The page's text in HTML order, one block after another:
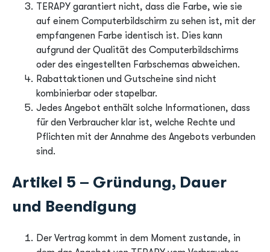
TERAPY garantiert nicht, dass die Farbe, wie sie
auf einem Computerbildschirm zu sehen ist, mit der
empfangenen Farbe identisch ist. Dies kann
aufgrund der Qualität des Computerbildschirms
oder des eingestellten Farbschemas abweichen.
Rabattaktionen und Gutscheine sind nicht
kombinierbar oder stapelbar.
Jedes Angebot enthält solche Informationen, dass
für den Verbraucher klar ist, welche Rechte und
Pflichten mit der Annahme des Angebots verbunden
sind.
Artikel 5 – Gründung, Dauer
und Beendigung
Der Vertrag kommt in dem Moment zustande, in